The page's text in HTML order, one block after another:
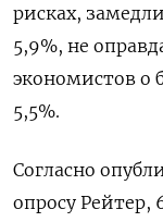
рисках,
5,9%, не
экономистов о
5,5%.
Согласно
опросу Рейтер,